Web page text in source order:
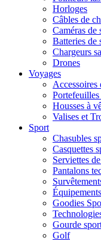
Horloges
Câbles de
Caméras de
Batteries de
Chargeurs
Drones
Voyages
Accessoires
Housses à
Valises et
Sport
Chasubles
Casquettes
Serviettes
Pantalons
Goodies
Gourde
Golf